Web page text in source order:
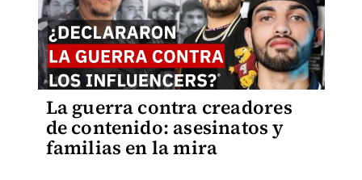
La guerra contra creadores
de contenido: asesinatos y
familias en la mira